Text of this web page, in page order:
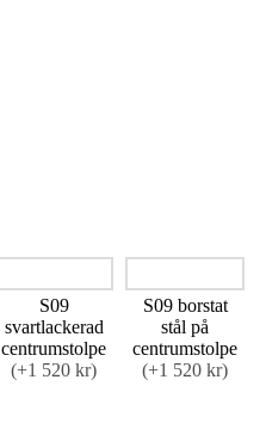
S09
svartlackerad
centrumstolpe
(+1 520 kr)
S09 borstat
stål på
centrumstolpe
(+1 520 kr)